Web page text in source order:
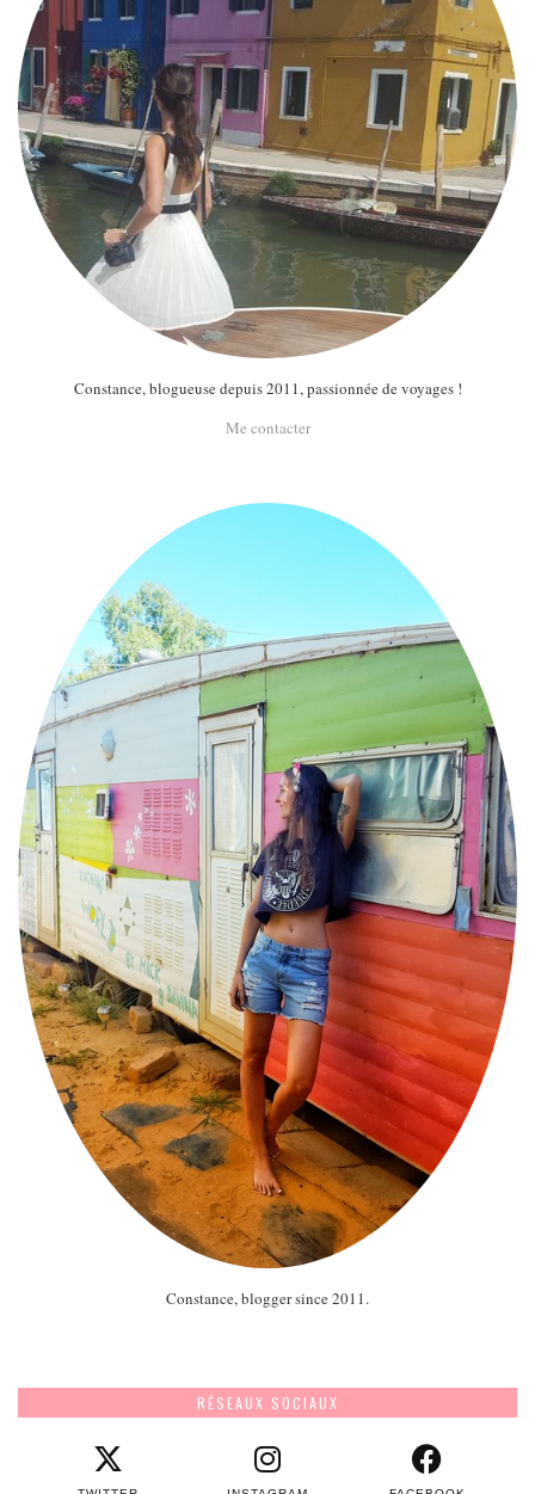
Constance, blogueuse depuis 2011, passionnée de voyages !
Me contacter
Constance, blogger since 2011.
RÉSEAUX SOCIAUX